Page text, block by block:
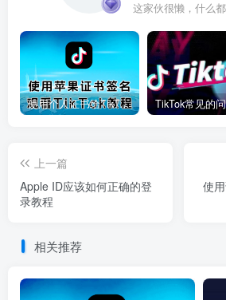
这家伙很懒，什么
使用个人证书给TikTok签名安装(视频)
上一篇
Apple ID应该如何正确的登
录教程
使
相关推荐